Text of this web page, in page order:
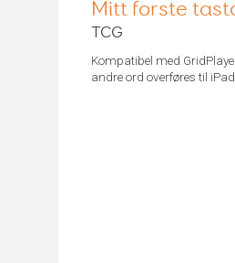
Mitt forste
TCG
Kompatibel med
andre ord overføres til iPad.